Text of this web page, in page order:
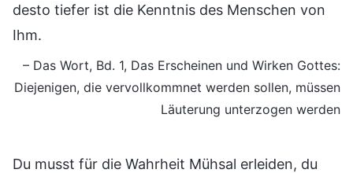
desto tiefer ist die Kenntnis des Menschen von
Ihm.
– Das Wort, Bd. 1, Das Erscheinen und Wirken Gottes:
Diejenigen, die vervollkommnet werden sollen, müssen
Läuterung unterzogen werden
Du musst für die Wahrheit Mühsal erleiden, du